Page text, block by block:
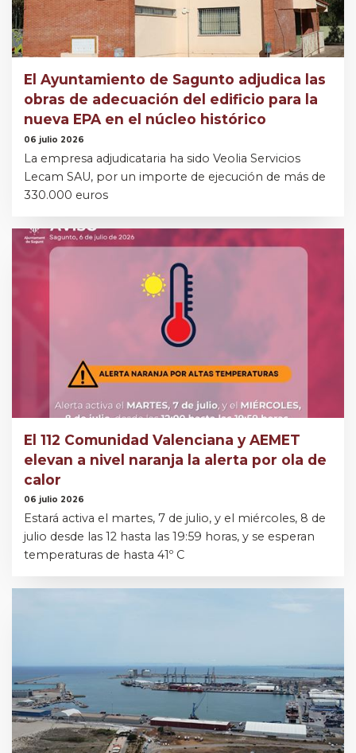
El Ayuntamiento de Sagunto adjudica las
obras de adecuación del edificio para la
nueva EPA en el núcleo histórico
06 julio 2026
La empresa adjudicataria ha sido Veolia Servicios
Lecam SAU, por un importe de ejecución de más de
330.000 euros
El 112 Comunidad Valenciana y AEMET
elevan a nivel naranja la alerta por ola de
calor
06 julio 2026
Estará activa el martes, 7 de julio, y el miércoles, 8 de
julio desde las 12 hasta las 19:59 horas, y se esperan
temperaturas de hasta 41º C